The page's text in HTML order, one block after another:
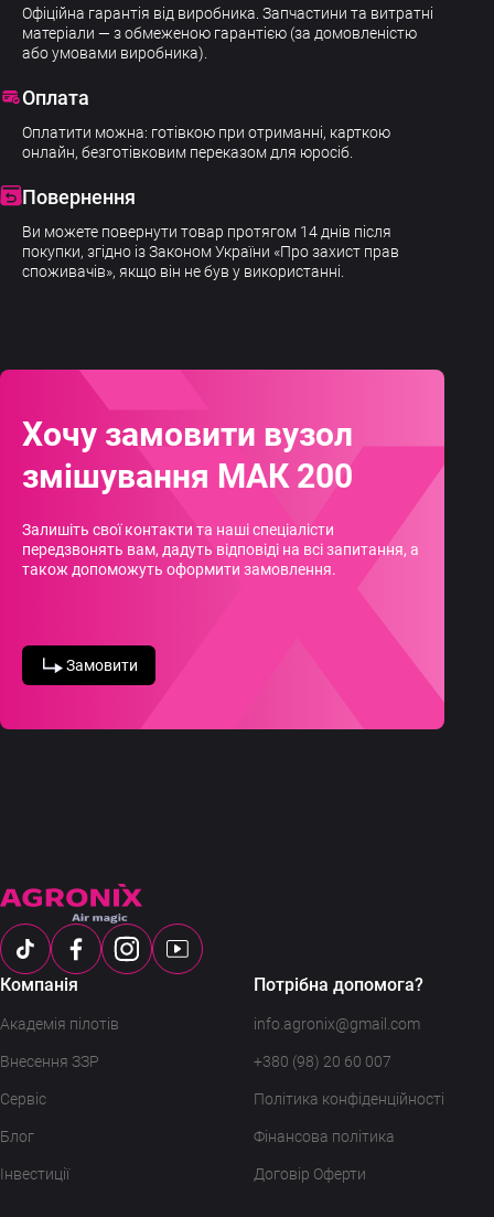
Офіційна гарантія від виробника. Запчастини та витратні
матеріали — з обмеженою гарантією (за домовленістю
або умовами виробника).
Оплата
Оплатити можна: готівкою при отриманні, карткою
онлайн, безготівковим переказом для юросіб.
Повернення
Ви можете повернути товар протягом 14 днів після
покупки, згідно із Законом України «Про захист прав
споживачів», якщо він не був у використанні.
Хочу замовити вузол
змішування МАК 200
Залишіть свої контакти та наші спеціалісти
передзвонять вам, дадуть відповіді на всі запитання, а
також допоможуть оформити замовлення.
Замовити
Компанія
Академія пілотів
Внесення ЗЗР
Сервіс
Блог
Інвестиції
Потрібна допомога?
info.agronix@gmail.com
+380 (98) 20 60 007
Політика конфіденційності
Фінансова політика
Договір Оферти